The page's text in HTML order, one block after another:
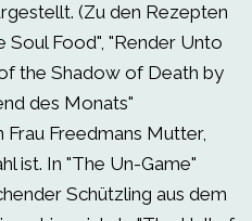
(Zu den Rezepten
Food", "Render Unto
the Shadow of Death by
des Monats"
Freedmans Mutter,
ist. In "The Un-Game"
Schützling aus dem